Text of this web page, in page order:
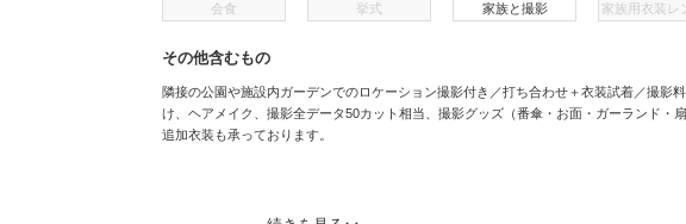
会食 挙式 家族と撮影 家族用衣装レ
その他含むもの
隣接の公園や施設内ガーデンでのロケーション撮影付き／打ち合わせ＋衣装試着／撮影
け、ヘアメイク、撮影全データ50カット相当、撮影グッズ（番傘・お面・ガーランド・
追加衣装も承っております。